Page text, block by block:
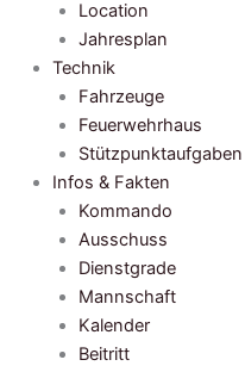
Location
Jahresplan
Technik
Fahrzeuge
Feuerwehrhaus
Stützpunktaufgaben
Infos & Fakten
Kommando
Ausschuss
Dienstgrade
Mannschaft
Kalender
Beitritt